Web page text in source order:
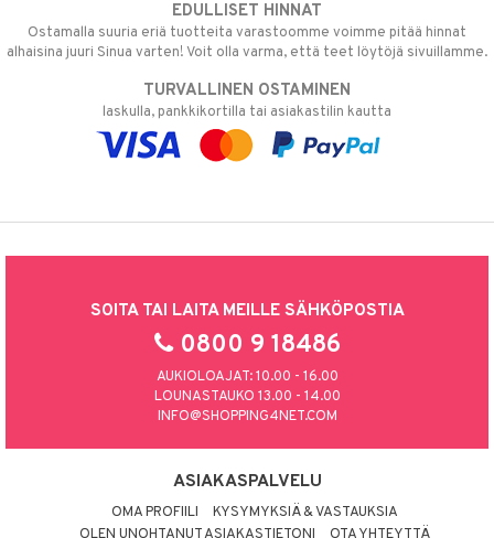
EDULLISET HINNAT
Ostamalla suuria eriä tuotteita varastoomme voimme pitää hinnat
alhaisina juuri Sinua varten! Voit olla varma, että teet löytöjä sivuillamme.
TURVALLINEN OSTAMINEN
laskulla, pankkikortilla tai asiakastilin kautta
SOITA TAI LAITA MEILLE SÄHKÖPOSTIA
0800 9 18486
AUKIOLOAJAT: 10.00 - 16.00
LOUNASTAUKO 13.00 - 14.00
INFO@SHOPPING4NET.COM
ASIAKASPALVELU
OMA PROFIILI
KYSYMYKSIÄ & VASTAUKSIA